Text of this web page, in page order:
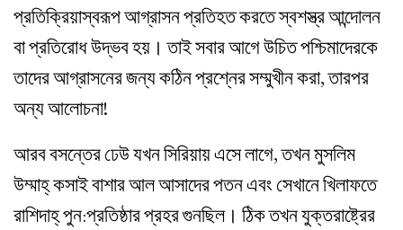
প্রতিক্রিয়াস্বরূপ আগ্রাসন প্রতিহত করতে স্বশস্ত্র আন্দোলন
বা প্রতিরোধ উদ্ভব হয়। তাই সবার আগে উচিত পশ্চিমাদেরকে
তাদের আগ্রাসনের জন্য কঠিন প্রশ্নের সম্মুখীন করা, তারপর
অন্য আলোচনা!
আরব বসন্তের ঢেউ যখন সিরিয়ায় এসে লাগে, তখন মুসলিম
উম্মাহ্‌ কসাই বাশার আল আসাদের পতন এবং সেখানে খিলাফতে
রাশিদাহ্‌ পুন:প্রতিষ্ঠার প্রহর গুনছিল। ঠিক তখন যুক্তরাষ্ট্রের